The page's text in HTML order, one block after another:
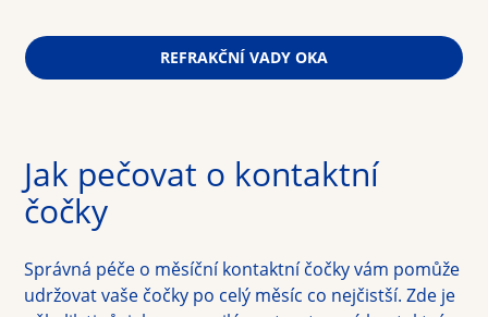
REFRAKČNÍ VADY OKA
Jak pečovat o kontaktní
čočky
Správná péče o měsíční kontaktní čočky vám pomůže
udržovat vaše čočky po celý měsíc co nejčistší. Zde je